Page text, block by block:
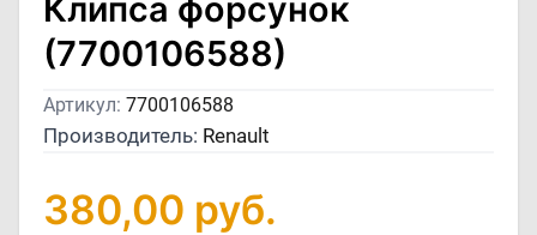
Клипса форсунок
(7700106588)
Артикул: 7700106588
Производитель: Renault
380,00 руб.